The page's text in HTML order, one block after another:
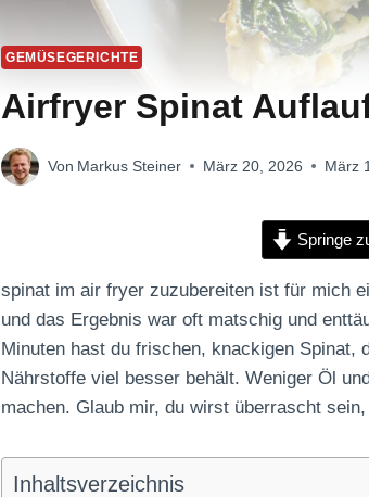
GEMÜSEGERICHTE
Airfryer Spinat
Von Markus Steiner März 20, 2026 März
Springe
spinat im air fryer zuzubereiten ist für mich
und das Ergebnis war oft matschig und
Minuten hast du frischen, knackigen
Nährstoffe viel besser behält. Weniger Öl
machen. Glaub mir, du wirst überrascht
Inhaltsverzeichnis